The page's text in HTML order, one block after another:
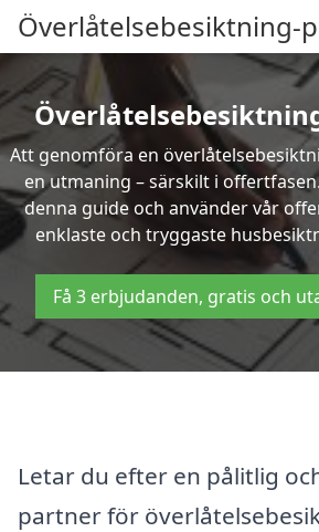
Överlåtelsebesiktning-
Att genomföra en
en utmaning – särskilt i
denna guide och använder vår
enklaste och tryggaste
Få 3 erbjudanden, gratis och
Letar du efter en pålitlig
partner för